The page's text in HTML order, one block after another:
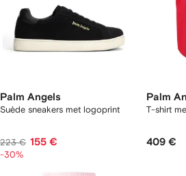
Palm Angels
Suède sneakers met logoprint
223 € 155 €
-30%
Palm
T-shirt
409 €